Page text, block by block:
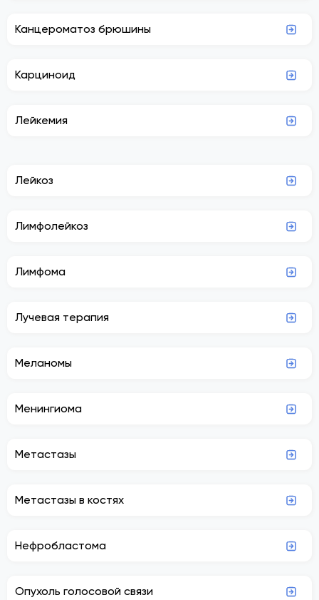
Канцероматоз брюшины
Карциноид
Лейкемия
Лейкоз
Лимфолейкоз
Лимфома
Лучевая терапия
Меланомы
Менингиома
Метастазы
Метастазы в костях
Нефробластома
Опухоль голосовой связи